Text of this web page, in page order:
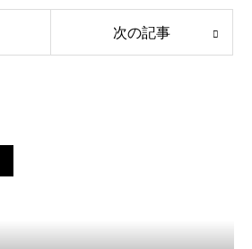
次の記事